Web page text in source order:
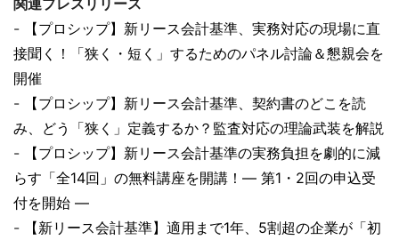
関連プレスリリース
-
【プロシップ】新リース会計基準、実務対応の現場に直
接聞く！「狭く・短く」するためのパネル討論＆懇親会を
開催
-
【プロシップ】新リース会計基準、契約書のどこを読
み、どう「狭く」定義するか？監査対応の理論武装を解説
-
【プロシップ】新リース会計基準の実務負担を劇的に減
らす「全14回」の無料講座を開講！― 第1・2回の申込受
付を開始 ―
-
【新リース会計基準】適用まで1年、5割超の企業が「初